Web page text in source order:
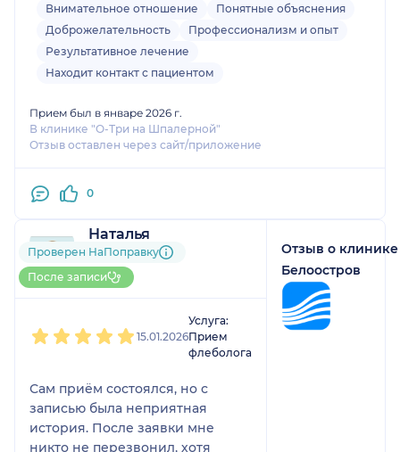
приема с ощущением, что все повернуло на
позитив)
Внимательное отношение
Понятные объяснения
Доброжелательность
Профессионализм и опыт
Результативное лечение
Находит контакт с пациентом
Прием был в январе 2026 г.
В клинике "О-Три на Шпалерной"
Отзыв оставлен через сайт/приложение
0
Наталья
1 отзыв
До 5 записей через
НаПоправку
Проверен НаПоправку
После записи
15.01.2026
Услуга:
Прием
флеболога
Сам приём состоялся, но с
записью была неприятная
история. После заявки мне
никто не перезвонил, хотя
Отзыв о
Белоостров